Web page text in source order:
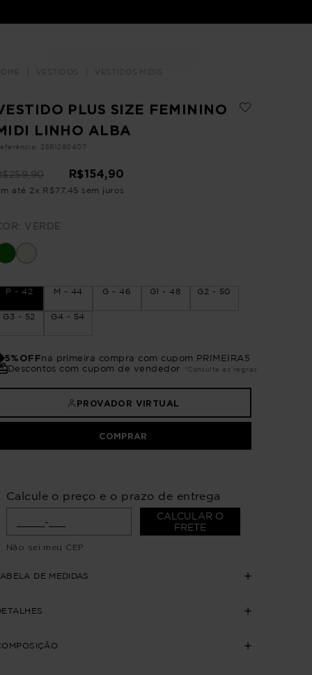
VESTIDOS VESTIDOS MÍDIS
PLUS SIZE FEMININO
LINHO ALBA
: 2561280407
259,90 R$154,90
até 2 x R$77, 45 sem juros
VERDE
P - 42 M - 44 G - 46 G1 - 48 G2 - 50
G3 - 52 G4 - 54
5%OFFna primeira compra com cupom PRIMEIRA5
Descontos com cupom de vendedor
*Consulte as regras
PROVADOR VIRTUAL
COMPRAR
Calcule o preço e o prazo de entrega
CALCULAR O
FRETE
Não sei meu CEP
DE MEDIDAS